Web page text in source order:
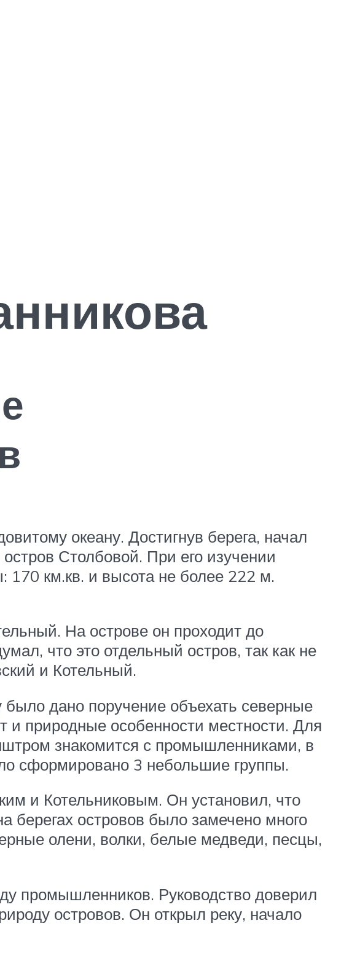
океану. Достигнув берега, начал
Столбовой. При его изучении
км.кв. и высота не более 222 м.
На острове он проходит до
что это отдельный остров, так как не
и Котельный.
дано поручение объехать северные
и природные особенности местности. Для
знакомится с промышленниками, в
сформировано 3 небольшие группы.
и Котельниковым. Он установил, что
берегах островов было замечено много
олени, волки, белые медведи, песцы,
промышленников. Руководство доверил
островов. Он открыл реку, начало